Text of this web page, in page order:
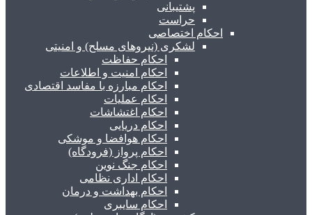
پشتیبانی
حراست
احکام اختصاصی
لشکری (نیروهای مسلح) و امنیتی
احکام حفاظت
احکام امنیت و اطلاعات
احکام مبارزه با مفاسد اقتصادی
احکام عملیات
احکام اغتشاشات
احکام دریایی
احکام هوافضا و موشکی
احکام پرواز (فرودگاه)
احکام جنگ نوین
احکام اداری نظامی
احکام بهداشت و درمان
احکام سایبری